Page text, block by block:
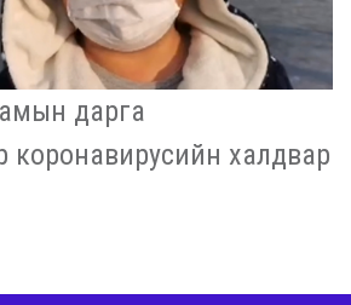
дарга
коронавирусийн халдвар